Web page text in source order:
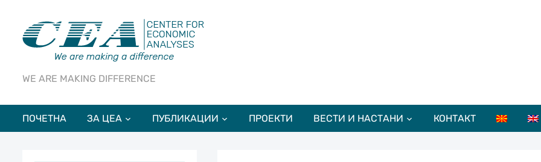
WE ARE MAKING DIFFERENCE
ПОЧЕТНА ЗА ЦЕА ПУБЛИКАЦИИ ПРОЕКТИ ВЕСТИ И НАСТАНИ КОНТАКТ